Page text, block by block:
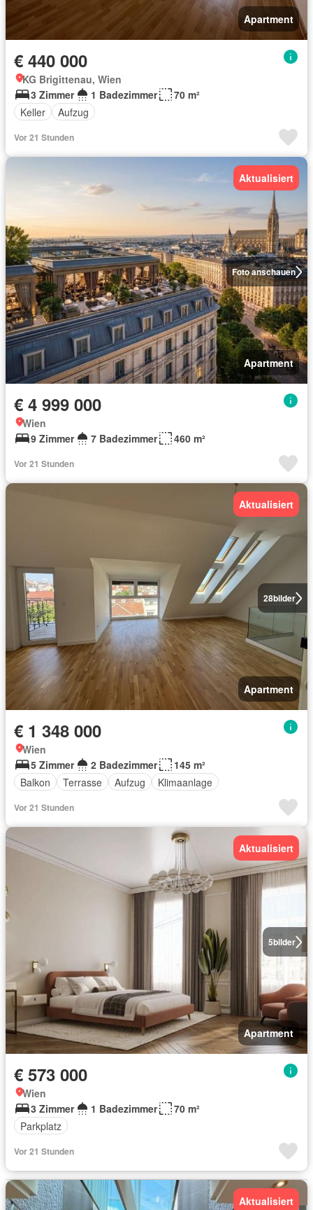
Apartment
€ 440 000
KG Brigittenau, Wien
3 Zimmer
1 Badezimmer
70 m²
Keller
Aufzug
Vor 21 Stunden
Foto anschauen
Aktualisiert
Apartment
€ 4 999 000
Wien
9 Zimmer
7 Badezimmer 460 m²
Vor 21 Stunden
28bilder
Aktualisiert
Apartment
€ 1 348 000
Wien
5 Zimmer
2 Badezimmer
145 m²
Balkon
Terrasse Aufzug Klimaanlage
Vor 21 Stunden
5bilder
Aktualisiert
Apartment
€ 573 000
Wien
3 Zimmer
1 Badezimmer
70 m²
Parkplatz
Vor 21 Stunden
Aktualisiert